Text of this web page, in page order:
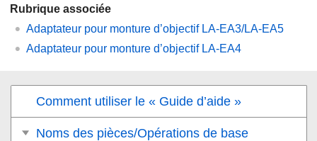
Rubrique associée
Adaptateur pour monture d’objectif LA-EA3/LA-EA5
Adaptateur pour monture d’objectif LA-EA4
Comment utiliser le « Guide d’aide »
Noms des pièces/Opérations de base